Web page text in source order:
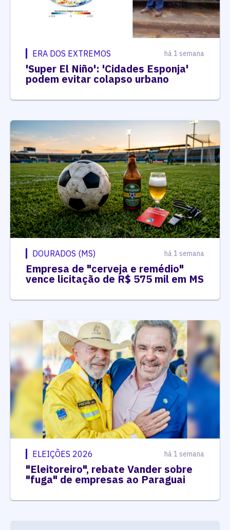
ERA DOS EXTREMOS há 1 semana
'Super El Niño': 'Cidades Esponja'
podem evitar colapso urbano
DOURADOS (MS) há 1 semana
Empresa de "cerveja e remédio"
vence licitação de R$ 575 mil em MS
ELEIÇÕES 2026 há 1 semana
"Eleitoreiro", rebate Vander sobre
"fuga" de empresas ao Paraguai